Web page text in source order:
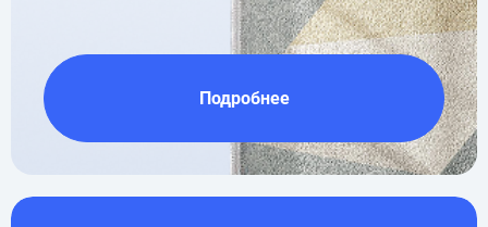
Подробнее